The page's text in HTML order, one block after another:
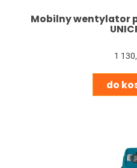
Mobilny wentylator
1
do